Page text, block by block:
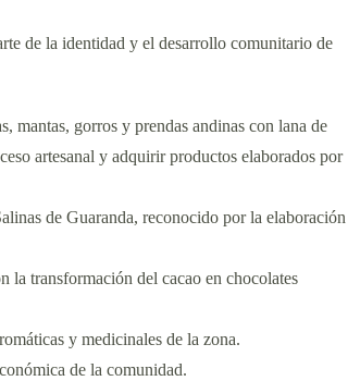
de la identidad y el desarrollo comunitario de
mantas, gorros y prendas andinas con lana de
artesanal y adquirir productos elaborados por
de Guaranda, reconocido por la elaboración
la transformación del cacao en chocolates
y medicinales de la zona.
de la comunidad.